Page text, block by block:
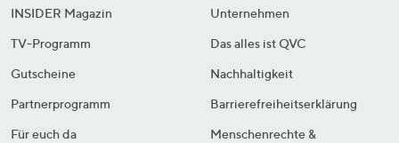
INSIDER Magazin
TV-Programm
Gutscheine
Partnerprogramm
Für euch da
Unternehmen
Das alles ist QVC
Nachhaltigkeit
Barrierefreiheitserklärung
Menschenrechte &